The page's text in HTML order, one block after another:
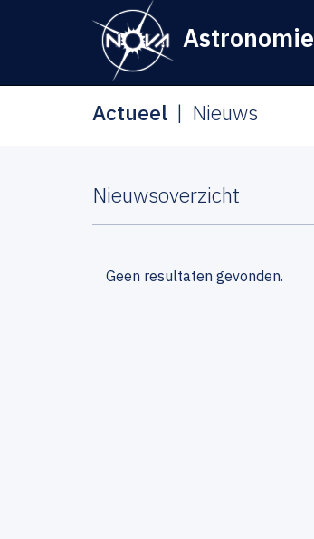
Astronomie
Actueel Nieuws
Nieuwsoverzicht
Geen resultaten gevonden.